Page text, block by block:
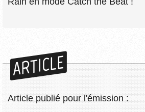
ARTICLE
Article publié pour l'émission :